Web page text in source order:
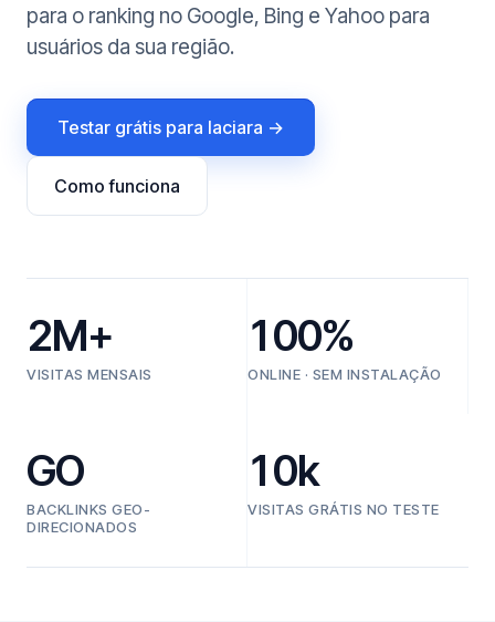
para o ranking no Google, Bing e Yahoo para
usuários da sua região.
Testar grátis para Iaciara →
Como funciona
2M+
VISITAS MENSAIS
100%
ONLINE · SEM INSTALAÇÃO
GO
BACKLINKS GEO-
DIRECIONADOS
10k
VISITAS GRÁTIS NO TESTE